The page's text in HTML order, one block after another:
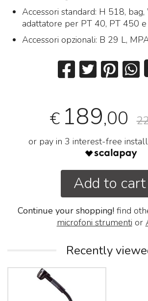
Accessori standard: H 518,
adattatore per PT 40, PT 450
Accessori opzionali: B 29 L,
€ 189,00
or pay in 3 interest-free
Add to cart
Continue your shopping! find
microfoni strumenti or
Recently